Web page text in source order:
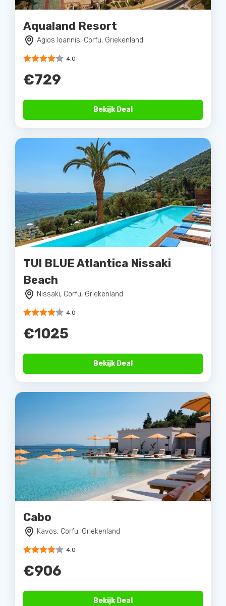
Aqualand Resort
Agios Ioannis, Corfu, Griekenland
4.0
€729
Bekijk Deal
TUI BLUE Atlantica Nissaki
Beach
Nissaki, Corfu, Griekenland
4.0
€1025
Bekijk Deal
Cabo
Kavos, Corfu, Griekenland
4.0
€906
Bekijk Deal